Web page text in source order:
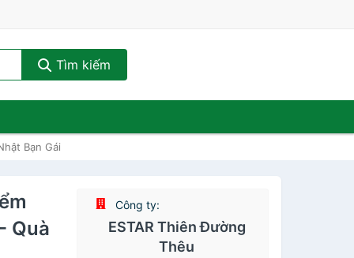
Tìm kiếm
Bạn Gái
Quà
Công ty:
ESTAR Thiên Đường
Thêu